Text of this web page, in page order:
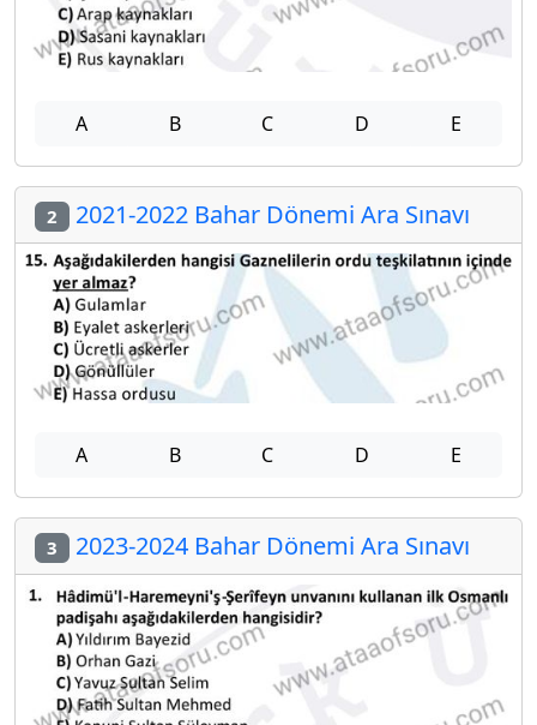
A B C D E
2 2021-2022 Bahar Dönemi Ara Sınavı
A B C D E
3 2023-2024 Bahar Dönemi Ara Sınavı